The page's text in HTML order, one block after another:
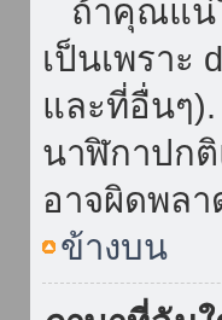
ถ้าคุณแน่ใ
เป็นเพราะ
และที่อื่นๆ
นาฬิกาปก
อาจผิดพล
ข้างบน